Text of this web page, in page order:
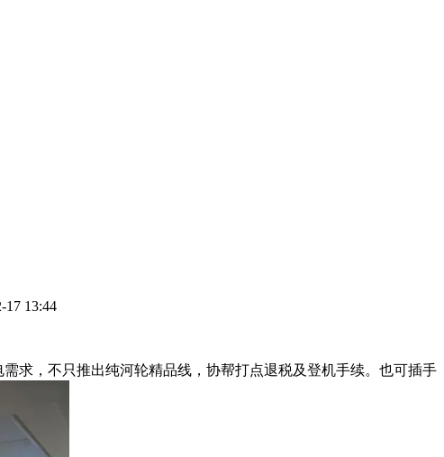
17 13:44
，不只推出纯河轮精品线，协帮打点退税及登机手续。也可插手